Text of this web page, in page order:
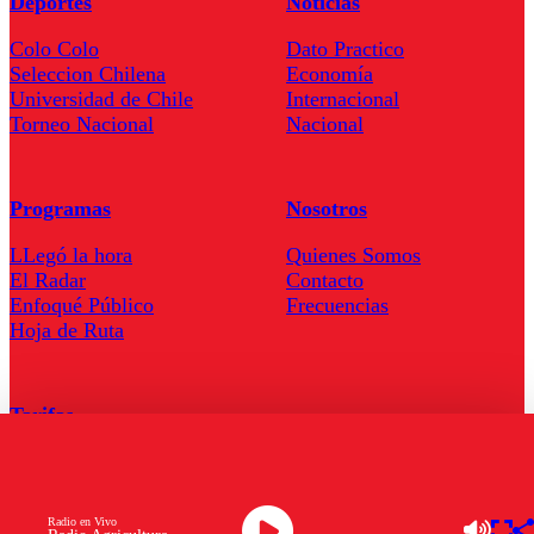
Radio en Vivo
Colo Colo
Seleccion Chilena
Universidad de Chile
Torneo Nacional
Dato Practico
Economía
Internacional
Nacional
Programas
LLegó la hora
El Radar
Enfoqué Público
Hoja de Ruta
Nosotros
Quienes Somos
Contacto
Frecuencias
Tarifas